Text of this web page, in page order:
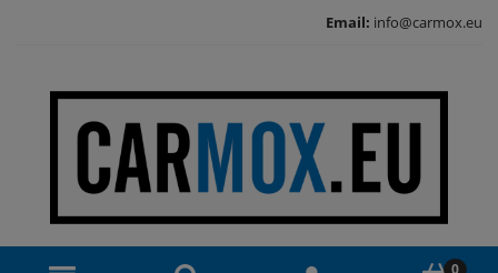
Email: info@carmox.eu